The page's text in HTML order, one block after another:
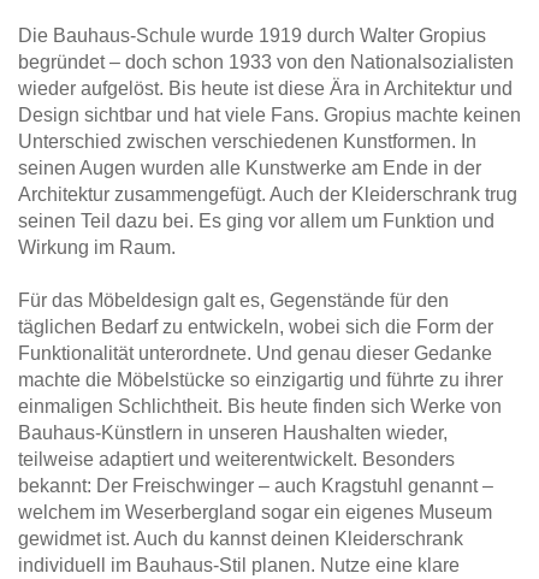
Die Bauhaus-Schule wurde 1919 durch Walter Gropius
begründet – doch schon 1933 von den Nationalsozialisten
wieder aufgelöst. Bis heute ist diese Ära in Architektur und
Design sichtbar und hat viele Fans. Gropius machte keinen
Unterschied zwischen verschiedenen Kunstformen. In
seinen Augen wurden alle Kunstwerke am Ende in der
Architektur zusammengefügt. Auch der Kleiderschrank trug
seinen Teil dazu bei. Es ging vor allem um Funktion und
Wirkung im Raum.
Für das Möbeldesign galt es, Gegenstände für den
täglichen Bedarf zu entwickeln, wobei sich die Form der
Funktionalität unterordnete. Und genau dieser Gedanke
machte die Möbelstücke so einzigartig und führte zu ihrer
einmaligen Schlichtheit. Bis heute finden sich Werke von
Bauhaus-Künstlern in unseren Haushalten wieder,
teilweise adaptiert und weiterentwickelt. Besonders
bekannt: Der Freischwinger – auch Kragstuhl genannt –
welchem im Weserbergland sogar ein eigenes Museum
gewidmet ist. Auch du kannst deinen Kleiderschrank
individuell im Bauhaus-Stil planen. Nutze eine klare